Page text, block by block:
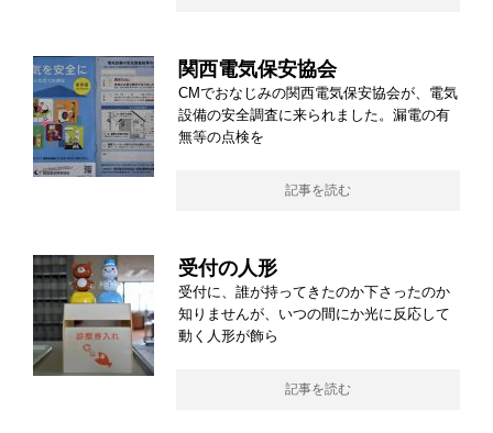
関西電気保安協会
CMでおなじみの関西電気保安協会が、電気
設備の安全調査に来られました。漏電の有
無等の点検を
記事を読む
受付の人形
受付に、誰が持ってきたのか下さったのか
知りませんが、いつの間にか光に反応して
動く人形が飾ら
記事を読む